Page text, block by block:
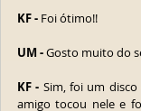
KF - Foi ótimo!!
UM - Gosto muito do
KF - Sim, foi um
amigo tocou nele e